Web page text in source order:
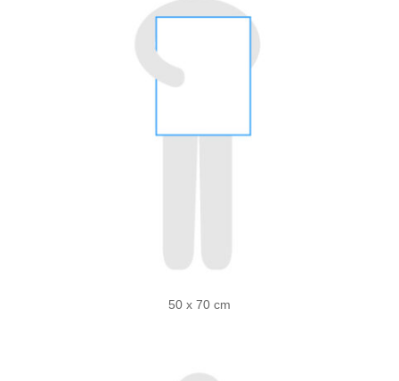
50 x 70 cm